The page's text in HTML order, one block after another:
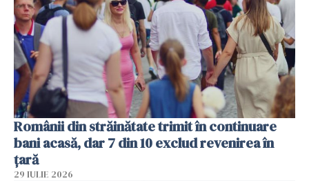
Românii din străinătate trimit în continuare
bani acasă, dar 7 din 10 exclud revenirea în
țară
29 IULIE 2026